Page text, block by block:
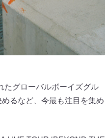
たグローバルボーイズグル
るなど、今最も注目を集め